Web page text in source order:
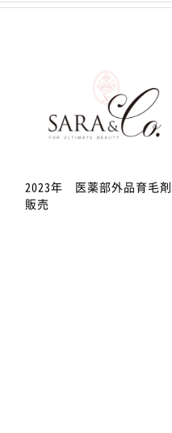
2023年 医薬部外品育毛剤
販売